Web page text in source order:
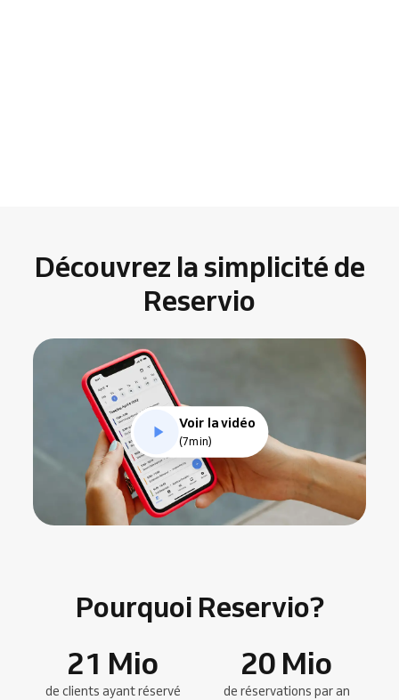
Découvrez la simplicité de
Reservio
Voir la vidéo
(7min)
Pourquoi Reservio?
21 Mio
de clients ayant réservé
20 Mio
de réservations par an